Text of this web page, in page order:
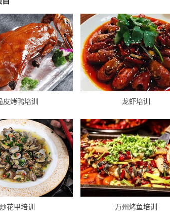
皮烤鸭培训 龙虾培训
炒花甲培训 万州烤鱼培训